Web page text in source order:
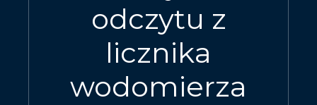
odczytu z
licznika
wodomierza